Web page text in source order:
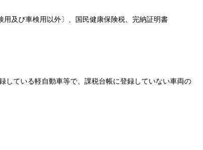
及び車検用以外〕、国民健康保険税、完納証明書
している軽自動車等で、課税台帳に登録していない車両の